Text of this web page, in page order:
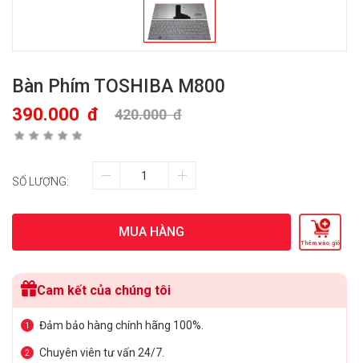
Bàn Phím TOSHIBA M800
390.000 đ 420.000đ
SỐ LƯỢNG:
MUA HÀNG
Thêm vào giỏ
Cam kết của chúng tôi
1 Đảm bảo hàng chính hãng 100%.
2 Chuyên viên tư vấn 24/7.